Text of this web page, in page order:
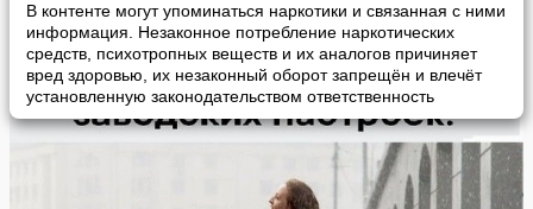
В контенте могут упоминаться наркотики и связанная с ними
информация. Незаконное потребление наркотических
средств, психотропных веществ и их аналогов причиняет
вред здоровью, их незаконный оборот запрещён и влечёт
установленную законодательством ответственность